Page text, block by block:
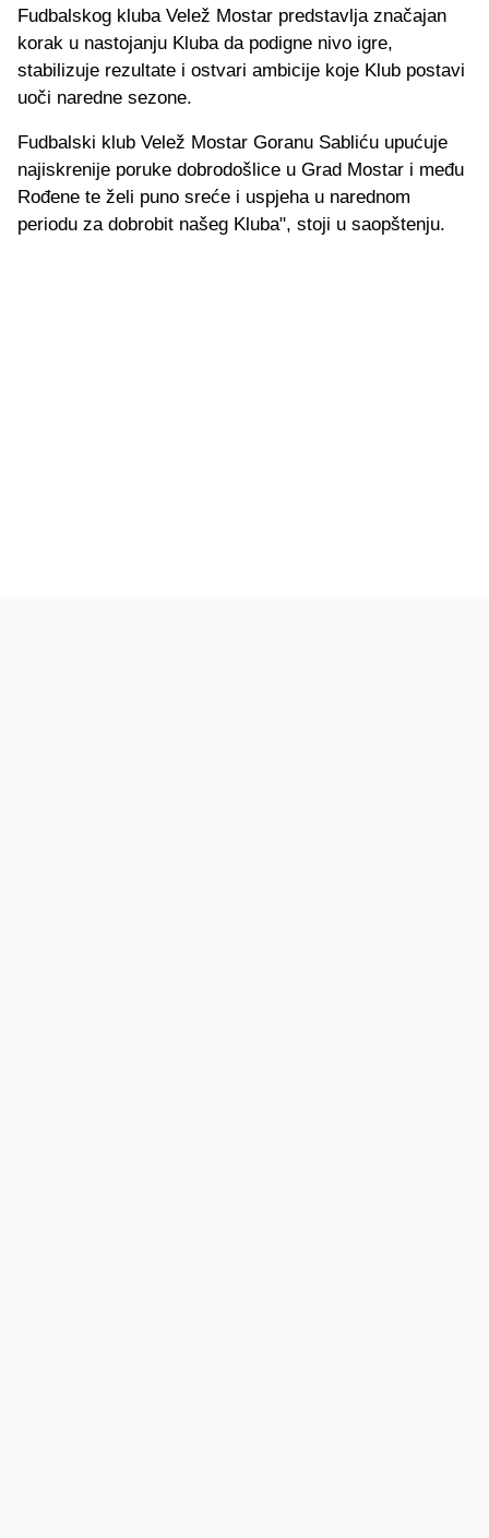
Fudbalskog kluba Velež Mostar predstavlja značajan
korak u nastojanju Kluba da podigne nivo igre,
stabilizuje rezultate i ostvari ambicije koje Klub postavi
uoči naredne sezone.
Fudbalski klub Velež Mostar Goranu Sabliću upućuje
najiskrenije poruke dobrodošlice u Grad Mostar i među
Rođene te želi puno sreće i uspjeha u narednom
periodu za dobrobit našeg Kluba", stoji u saopštenju.